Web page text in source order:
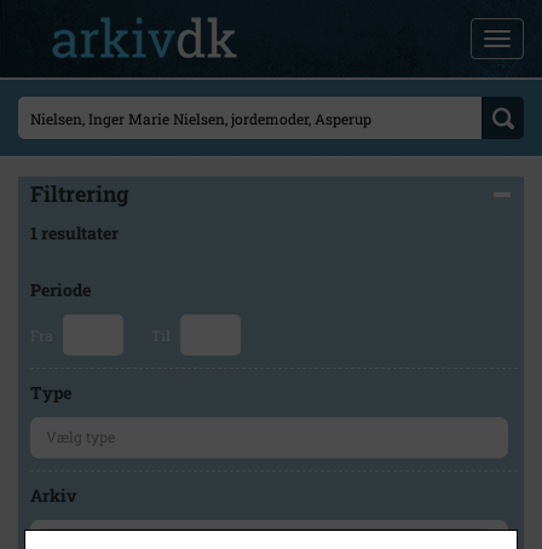
Filtrering
1 resultater
Periode
Fra Til
Type
Arkiv